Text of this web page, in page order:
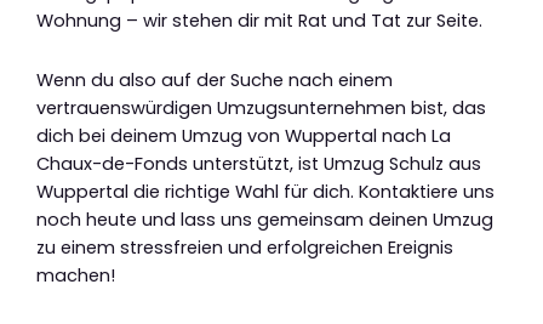
Wohnung – wir stehen dir mit Rat und Tat zur Seite.
Wenn du also auf der Suche nach einem
vertrauenswürdigen Umzugsunternehmen bist, das
dich bei deinem Umzug von Wuppertal nach La
Chaux-de-Fonds unterstützt, ist Umzug Schulz aus
Wuppertal die richtige Wahl für dich. Kontaktiere uns
noch heute und lass uns gemeinsam deinen Umzug
zu einem stressfreien und erfolgreichen Ereignis
machen!